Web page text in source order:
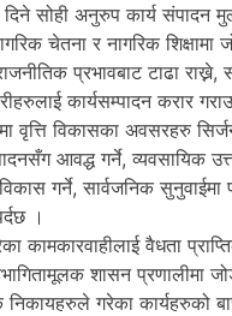
दिने सोही अनुरुप कार्य संपादन
चेतना र नागरिक शिक्षामा
प्रभावबाट टाढा राख्ने,
कार्यसम्पादन करार
वृत्ति विकासका अवसरहरु
आवद्ध गर्ने, व्यवसायिक
गर्ने, सार्वजनिक सुनुवाईमा
।
कामकारवाहीलाई वैधता
शासन प्रणालीमा
निकायहरुले गरेका कार्यहरुको